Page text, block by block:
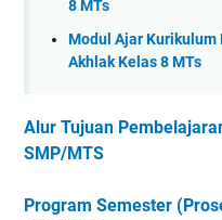
8 MTs
Modul Ajar Kurikulum
Akhlak Kelas 8 MTs
Alur Tujuan
SMP/MTS
Program Semester